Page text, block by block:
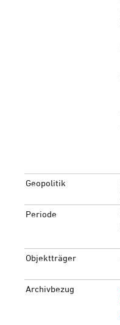
Geopolitik
Periode
Objektträger
Archivbezug